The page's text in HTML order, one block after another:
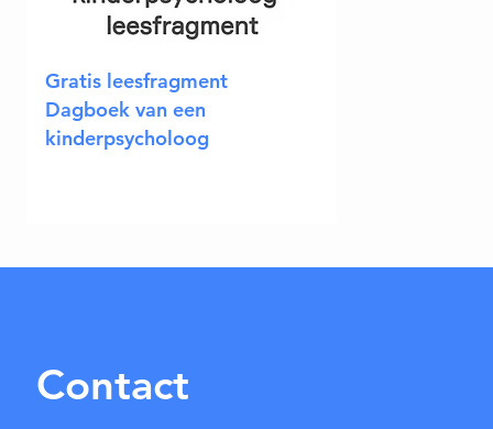
Gratis leesfragment
Dagboek van een
kinderpsycholoog
Contact